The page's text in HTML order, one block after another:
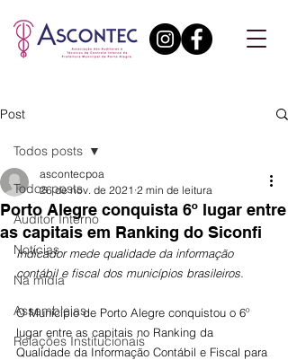
Post
Todos posts
Auditor Interno
Notícias
Na mídia
Assembleias
Relações Institucionais
Todos posts
Porto Alegre conquista 6º lugar entre
as capitais em Ranking do Siconfi
ascontecpoa
26 de nov. de 2021 2 min de leitura
Indicador mede qualidade da informação
contábil e fiscal dos municípios brasileiros.
O Município de Porto Alegre conquistou o 6º
lugar entre as capitais no Ranking da
Qualidade da Informação Contábil e Fiscal para